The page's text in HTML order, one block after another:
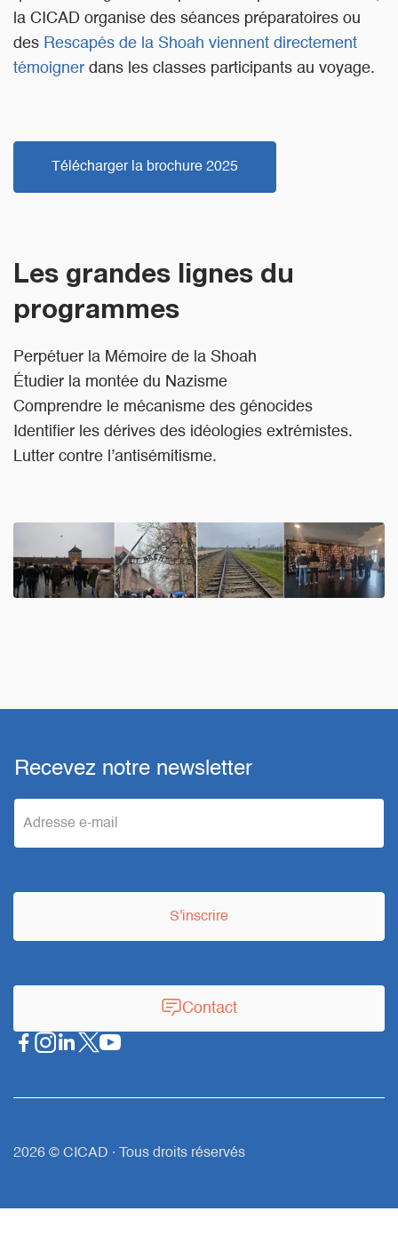
la CICAD organise des séances préparatoires ou
des Rescapés de la Shoah viennent directement
témoigner dans les classes participants au voyage.
Télécharger la brochure 2025
Les grandes lignes du
programmes
Perpétuer la Mémoire de la Shoah
Étudier la montée du Nazisme
Comprendre le mécanisme des génocides
Identifier les dérives des idéologies extrémistes.
Lutter contre l’antisémitisme.
Recevez notre newsletter
i
S'inscrire
Contact
2026 © CICAD · Tous droits réservés